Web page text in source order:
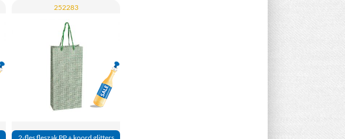
252283